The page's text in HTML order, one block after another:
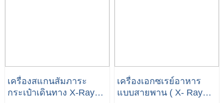
เครื่องสแกนสัมภาระ
กระเป๋าเดินทาง X-Ray
เครื่องเอกซเรย์อาหาร
แบบสายพาน ( X- Ray